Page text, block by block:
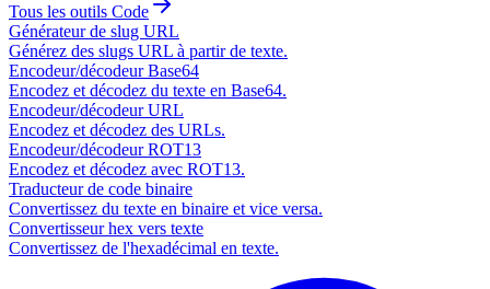
Tous les outils Code
Générateur de slug URL
Générez des slugs URL à partir de texte.
Encodeur/décodeur Base64
Encodez et décodez du texte en Base64.
Encodeur/décodeur URL
Encodez et décodez des URLs.
Encodeur/décodeur ROT13
Encodez et décodez avec ROT13.
Traducteur de code binaire
Convertissez du texte en binaire et vice versa.
Convertisseur hex vers texte
Convertissez de l'hexadécimal en texte.